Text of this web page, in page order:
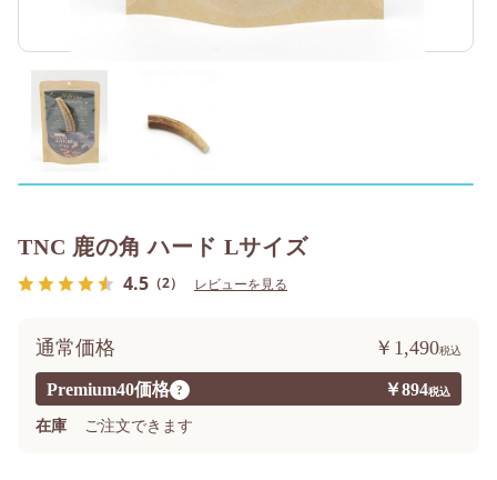
TNC 鹿の角 ハード Lサイズ
4.5 （2） レビューを見る
Premium40価格 ? ￥894
通常価格 ￥1,490
在庫 ご注文できます